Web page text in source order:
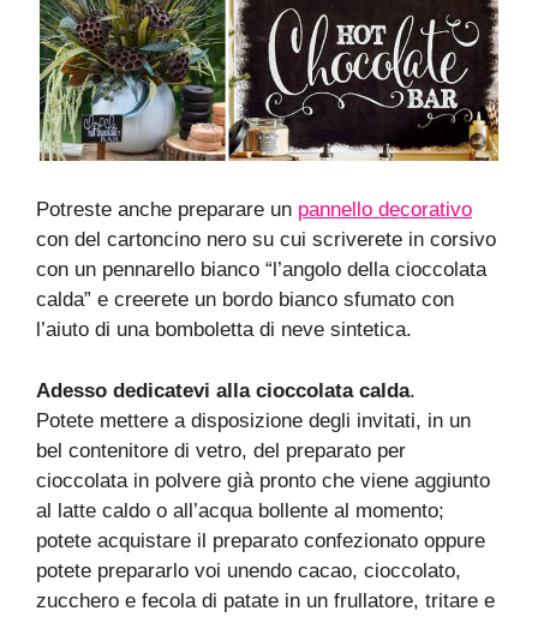
Potreste anche preparare un pannello decorativo
con del cartoncino nero su cui scriverete in corsivo
con un pennarello bianco “l’angolo della cioccolata
calda” e creerete un bordo bianco sfumato con
l’aiuto di una bomboletta di neve sintetica.
Adesso dedicatevi alla cioccolata calda.
Potete mettere a disposizione degli invitati, in un
bel contenitore di vetro, del preparato per
cioccolata in polvere già pronto che viene aggiunto
al latte caldo o all’acqua bollente al momento;
potete acquistare il preparato confezionato oppure
potete prepararlo voi unendo cacao, cioccolato,
zucchero e fecola di patate in un frullatore, tritare e